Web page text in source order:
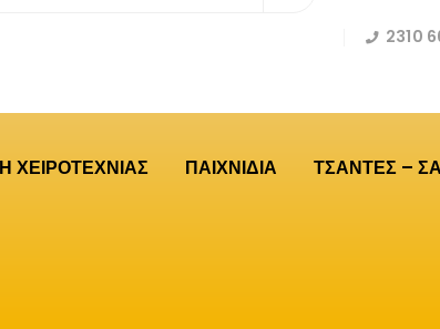
2310
ΧΕΙΡΟΤΕΧΝΙΑΣ ΠΑΙΧΝΙΔΙΑ ΤΣΑΝΤΕΣ –